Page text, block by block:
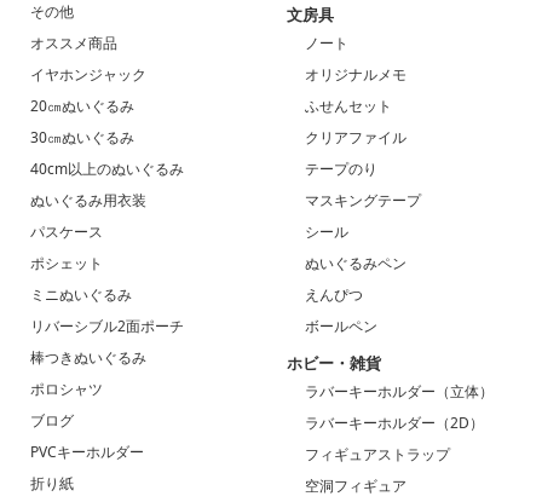
その他
オススメ商品
イヤホンジャック
20㎝ぬいぐるみ
30㎝ぬいぐるみ
40cm以上のぬいぐるみ
ぬいぐるみ用衣装
パスケース
ポシェット
ミニぬいぐるみ
リバーシブル2面ポーチ
棒つきぬいぐるみ
ポロシャツ
ブログ
PVCキーホルダー
折り紙
文房具
ノート
オリジナルメモ
ふせんセット
クリアファイル
テープのり
マスキングテープ
シール
ぬいぐるみペン
えんぴつ
ボールペン
ホビー・雑貨
ラバーキーホルダー（立体）
ラバーキーホルダー（2D）
フィギュアストラップ
空洞フィギュア